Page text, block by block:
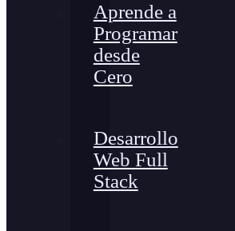
Aprende a
Programar
desde
Cero
Desarrollo
Web Full
Stack